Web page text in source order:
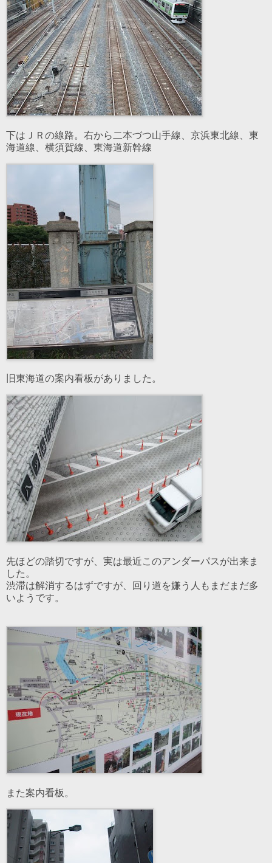
下はＪＲの線路。右から二本づつ山手線、京浜東北線、東
海道線、横須賀線、東海道新幹線
旧東海道の案内看板がありました。
先ほどの踏切ですが、実は最近このアンダーパスが出来ま
した。
渋滞は解消するはずですが、回り道を嫌う人もまだまだ多
いようです。
また案内看板。